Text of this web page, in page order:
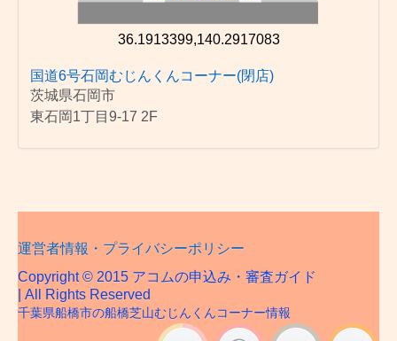
36.1913399,140.2917083
国道6号石岡むじんくんコーナー(閉店)
茨城県石岡市
東石岡1丁目9-17 2F
運営者情報・プライバシーポリシー
Copyright © 2015 アコムの申込み・審査ガイド
| All Rights Reserved
千葉県船橋市の船橋芝山むじんくんコーナー情報